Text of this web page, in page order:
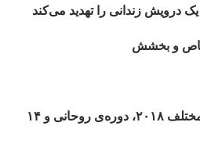
درویش زندانی را تهدید می‌کند
روند اعدام‌ها در ماه‌های مختلف ۲۰۱۸، دوره‌ی روحانی و ۱۴